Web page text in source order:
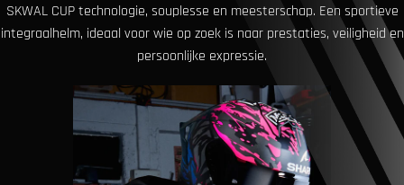
SKWAL CUP technologie, souplesse en meesterschap. Een sportieve
integraalhelm, ideaal voor wie op zoek is naar prestaties, veiligheid en
persoonlijke expressie.